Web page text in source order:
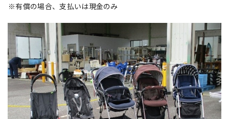
※有償の場合、支払いは現金のみ